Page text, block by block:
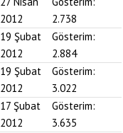
2012
2.738
19 Şubat
2012
Gösterim:
2.884
19 Şubat
2012
Gösterim:
3.022
17 Şubat
2012
Gösterim:
3.635